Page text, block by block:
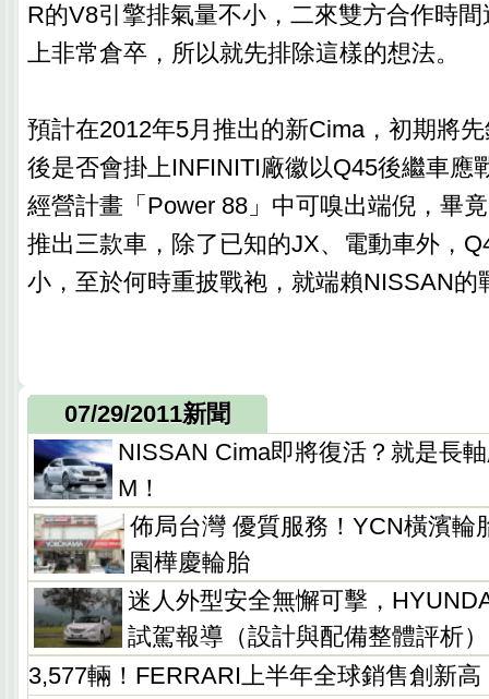
R的V8引擎排氣量不小，二來雙方合作時
上非常倉卒，所以就先排除這樣的想法。
預計在2012年5月推出的新Cima，初期將
後是否會掛上INFINITI廠徽以Q45後繼車應
經營計畫「Power 88」中可嗅出端倪，畢
推出三款車，除了已知的JX、電動車外，
小，至於何時重披戰袍，就端賴NISSAN的
07/29/2011新聞
NISSAN Cima即將復活？就是長
M！
佈局台灣 優質服務！YCN橫濱輪
園樺慶輪胎
迷人外型安全無懈可擊，
試駕報導（設計與配備整體評析）
3,577輛！FERRARI上半年全球銷售創新高